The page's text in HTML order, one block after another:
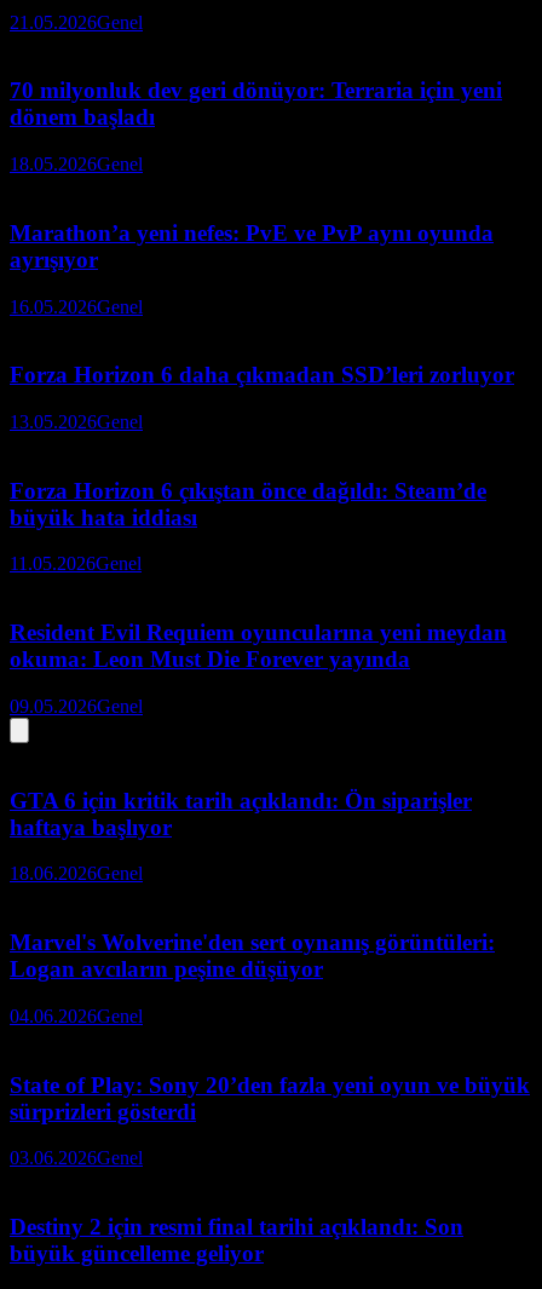
21.05.2026Genel
70 milyonluk dev geri dönüyor: Terraria için yeni
dönem başladı
18.05.2026Genel
Marathon’a yeni nefes: PvE ve PvP aynı oyunda
ayrışıyor
16.05.2026Genel
Forza Horizon 6 daha çıkmadan SSD’leri zorluyor
13.05.2026Genel
Forza Horizon 6 çıkıştan önce dağıldı: Steam’de
büyük hata iddiası
11.05.2026Genel
Resident Evil Requiem oyuncularına yeni meydan
okuma: Leon Must Die Forever yayında
09.05.2026Genel
GTA 6 için kritik tarih açıklandı: Ön siparişler
haftaya başlıyor
18.06.2026Genel
Marvel's Wolverine'den sert oynanış görüntüleri:
Logan avcıların peşine düşüyor
04.06.2026Genel
State of Play: Sony 20’den fazla yeni oyun ve büyük
sürprizleri gösterdi
03.06.2026Genel
Destiny 2 için resmi final tarihi açıklandı: Son
büyük güncelleme geliyor